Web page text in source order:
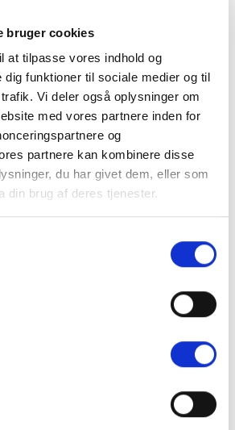
bruger cookies
at tilpasse vores indhold og
dig funktioner til sociale medier og til
Vi deler også oplysninger om
med vores partnere inden for
og
partnere kan kombinere disse
du har givet dem, eller som
din brug af deres tjenester.
i specielt de store